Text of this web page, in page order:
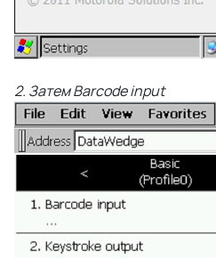
2. Затем Barcode input